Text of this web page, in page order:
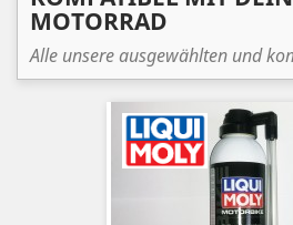
MOTORRAD
Alle unsere ausgewählten und